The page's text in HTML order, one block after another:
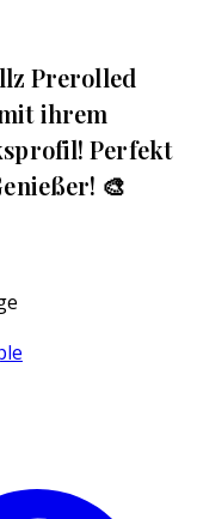
Prerolled
ihrem
Perfekt
🎨